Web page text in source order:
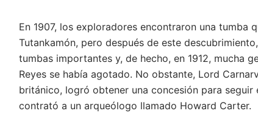
En 1907, los exploradores encontraron una tumba
Tutankamón, pero después de este
tumbas importantes y, de hecho, en 1912, mucha
Reyes se había agotado. No obstante, Lord
británico, logró obtener una concesión para seguir
contrató a un arqueólogo llamado Howard Carter.